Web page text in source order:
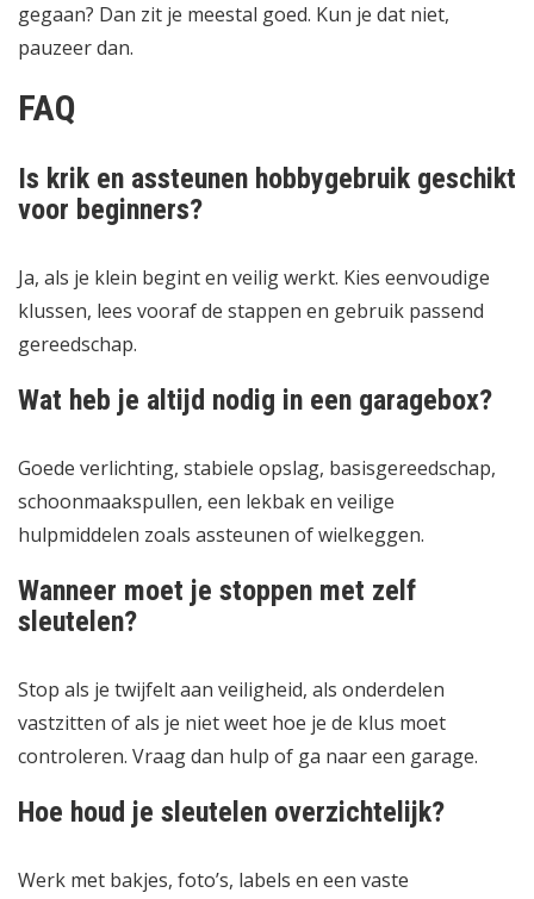
gegaan? Dan zit je meestal goed. Kun je dat niet,
pauzeer dan.
FAQ
Is krik en assteunen hobbygebruik geschikt
voor beginners?
Ja, als je klein begint en veilig werkt. Kies eenvoudige
klussen, lees vooraf de stappen en gebruik passend
gereedschap.
Wat heb je altijd nodig in een garagebox?
Goede verlichting, stabiele opslag, basisgereedschap,
schoonmaakspullen, een lekbak en veilige
hulpmiddelen zoals assteunen of wielkeggen.
Wanneer moet je stoppen met zelf
sleutelen?
Stop als je twijfelt aan veiligheid, als onderdelen
vastzitten of als je niet weet hoe je de klus moet
controleren. Vraag dan hulp of ga naar een garage.
Hoe houd je sleutelen overzichtelijk?
Werk met bakjes, foto’s, labels en een vaste